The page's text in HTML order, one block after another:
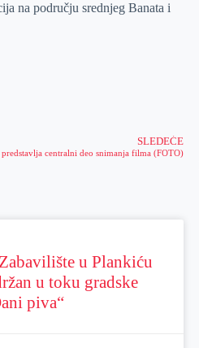
na području srednjeg Banata i
SLEDEĆE
centralni deo snimanja filma (FOTO)
u Plankiću
u toku gradske
piva“